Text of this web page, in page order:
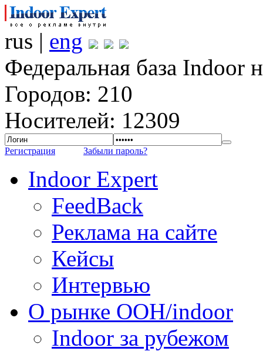
rus | eng
Федеральная база Indoor
Городов: 210
Носителей: 12309
Регистрация Забыли пароль?
Indoor Expert
FeedBack
Реклама на сайте
Кейсы
Интервью
О рынке OOH/indoor
Indoor за рубежом